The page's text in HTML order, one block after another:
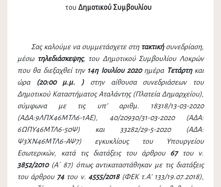
του Δημοτικού Συμβουλίου
Σας καλούμε να συμμετάσχετε στη τακτικήσυνεδρίαση,
μέσω τηλεδιάσκεψης, του Δημοτικού Συμβουλίου Λοκρών
που θα διεξαχθεί την 14η Ιουλίου 2020ημέρα Τετάρτηκαι
ώρα
(20:00 μ.μ. ) στην αίθουσα συνεδριάσεων του
Δημοτικού Καταστήματος Αταλάντης (Πλατεία Δημαρχείου),
σύμφωνα με τις υπ’ αριθμ. 18318/13-03-2020
(ΑΔΑ:9ΛΠΧ46ΜΤΛ6-1ΑΕ), 40/20930/31-03-2020 (ΑΔΑ:
6ΩΠΥ46ΜΤΛ6-50Ψ) και 33282/29-5-2020 (ΑΔΑ:
Ψ3ΧΝ46ΜΤΛ6-ΑΨ7) εγκυκλίους του Υπουργείου
Εσωτερικών, κατά τις διατάξεις του άρθρου 67του ν.
3852/2010(Α΄ 87) όπως αντικαταστάθηκαν με τις διατάξεις
του άρθρου 74του ν. 4555/2018(ΦΕΚ τ.Α’ 133/19.07.2018),